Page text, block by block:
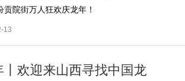
院街万人狂欢庆龙年！
13
丨欢迎来山西寻找中国龙